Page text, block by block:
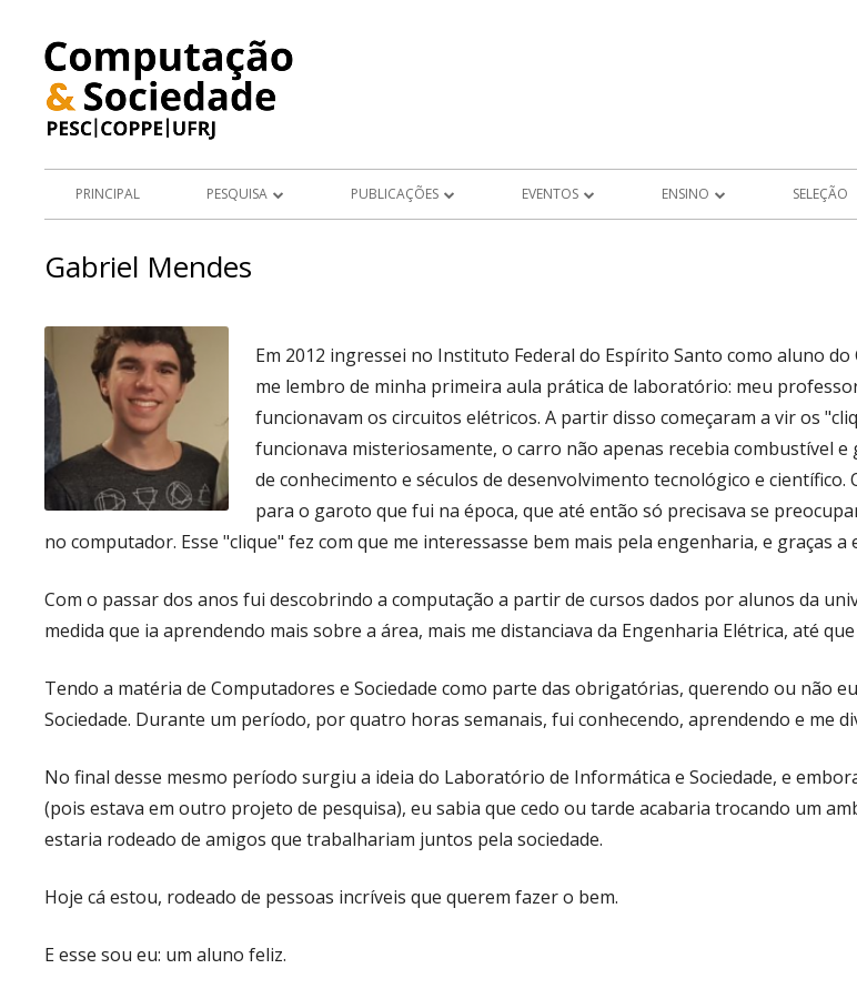
conteúdo
Menu
PRINCIPAL PESQUISA PUBLICAÇÕES
APRESENTAÇÕES DE TRABALHO
ARTIGOS E RESUMOS EM ANAIS DE
CONGRESSO
EVENTOS ENSINO SELEÇÃO
Gabriel Mendes
Em 2012 ingressei no Instituto Federal do Espírito Santo como aluno
me lembro de minha primeira aula prática de laboratório: meu
funcionavam os circuitos elétricos. A partir disso começaram a vir os
funcionava misteriosamente, o carro não apenas recebia combustível e
de conhecimento e séculos de desenvolvimento tecnológico e
para o garoto que fui na época, que até então só precisava se
no computador. Esse "clique" fez com que me interessasse bem mais pela engenharia, e graças a
Com o passar dos anos fui descobrindo a computação a partir de cursos dados por alunos da
medida que ia aprendendo mais sobre a área, mais me distanciava da Engenharia Elétrica, até
Tendo a matéria de Computadores e Sociedade como parte das obrigatórias, querendo ou não
Sociedade. Durante um período, por quatro horas semanais, fui conhecendo, aprendendo e me
No final desse mesmo período surgiu a ideia do Laboratório de Informática e Sociedade, e
(pois estava em outro projeto de pesquisa), eu sabia que cedo ou tarde acabaria trocando um
estaria rodeado de amigos que trabalhariam juntos pela sociedade.
Hoje cá estou, rodeado de pessoas incríveis que querem fazer o bem.
E esse sou eu: um aluno feliz.